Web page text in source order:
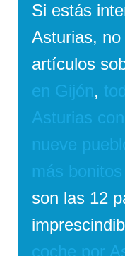
Si estás
Asturias,
artículos
en Gijón,
Asturias
nueve
más
son las 12
coche por